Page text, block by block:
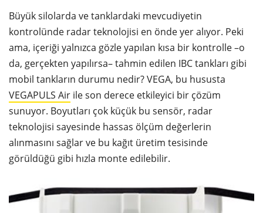
Büyük silolarda ve tanklardaki mevcudiyetin
kontrolünde radar teknolojisi en önde yer alıyor. Peki
ama, içeriği yalnızca gözle yapılan kısa bir kontrolle –o
da, gerçekten yapılırsa– tahmin edilen IBC tankları gibi
mobil tankların durumu nedir? VEGA, bu hususta
VEGAPULS Air ile son derece etkileyici bir çözüm
sunuyor. Boyutları çok küçük bu sensör, radar
teknolojisi sayesinde hassas ölçüm değerlerin
alınmasını sağlar ve bu kağıt üretim tesisinde
görüldüğü gibi hızla monte edilebilir.